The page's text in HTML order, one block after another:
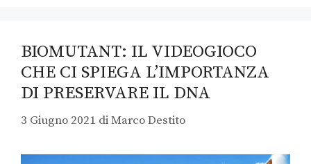
BIOMUTANT: IL VIDEOGIOCO
CHE CI SPIEGA L’IMPORTANZA
DI PRESERVARE IL DNA
3 Giugno 2021 diMarco Destito